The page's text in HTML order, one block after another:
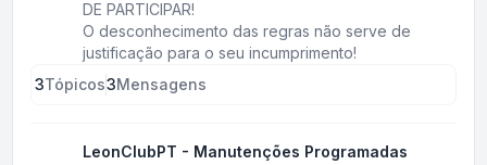
DE PARTICIPAR!
O desconhecimento das regras não serve de
justificação para o seu incumprimento!
3Tópicos3Mensagens
LeonClubPT - Manutenções Programadas